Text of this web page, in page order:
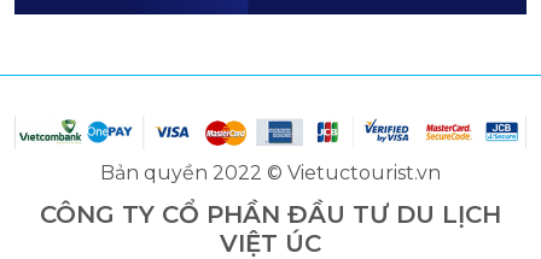
Bản quyền 2022 © Vietuctourist.vn
CÔNG TY CỔ PHẦN ĐẦU TƯ DU LỊCH
VIỆT ÚC